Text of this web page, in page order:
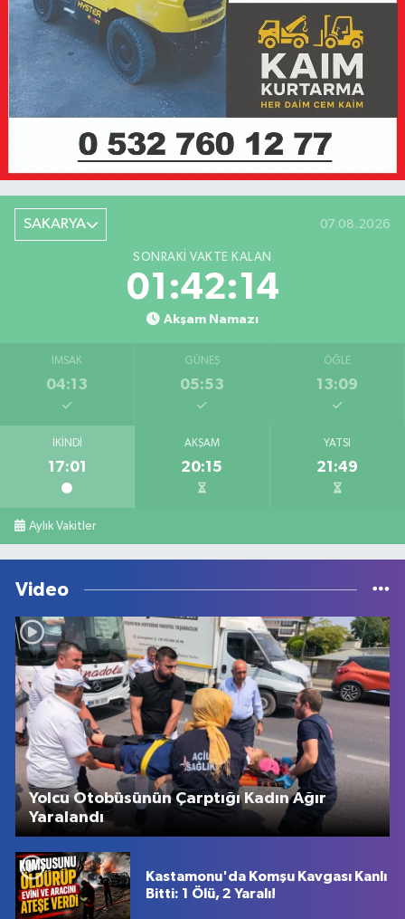
SAKARYA 07.08.2026
SONRAKI VAKTE KALAN
01:42:14
Akşam Namazı
İMSAK
04:13
GÜNEŞ
05:53
ÖĞLE
13:09
İKINDI
17:01
AKŞAM
20:15
YATSI
21:49
Aylık Vakitler
Video
Yolcu Otobüsünün Çarptığı Kadın Ağır
Yaralandı
Kastamonu'da Komşu Kavgası Kanlı
Bitti: 1 Ölü, 2 Yaralı!